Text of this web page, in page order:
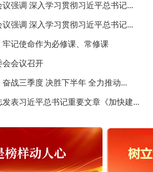
强调 深入学习贯彻习近平总书记...
强调 深入学习贯彻习近平总书记...
牢记使命作为必修课、常修课
会会议召开
战三季度 决胜下半年 全力推动...
发表习近平总书记重要文章《加快建...